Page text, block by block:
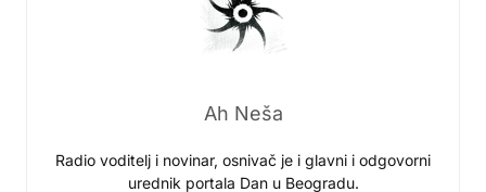
Ah Neša
Radio voditelj i novinar, osnivač je i glavni i odgovorni
urednik portala Dan u Beogradu.